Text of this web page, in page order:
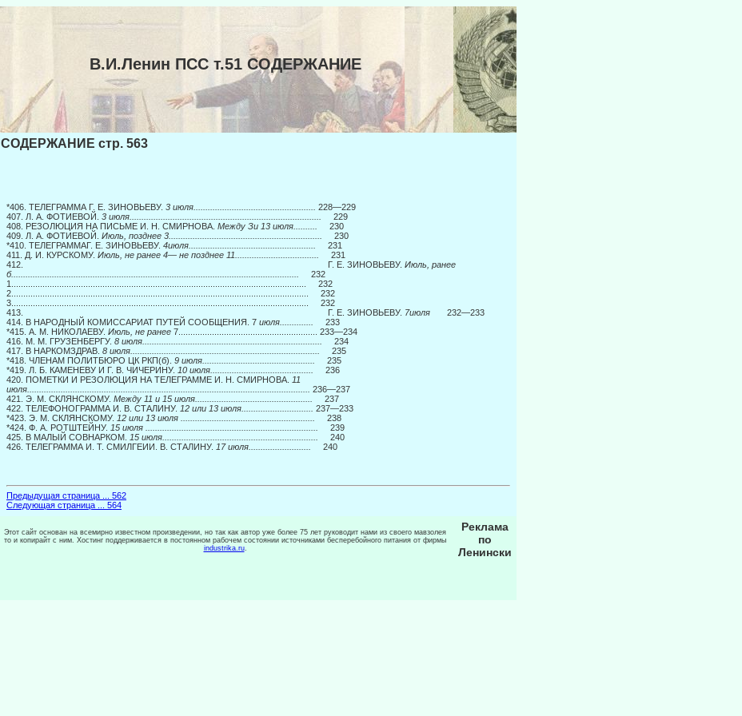
В.И.Ленин ПСС т.51 СОДЕРЖАНИЕ
СОДЕРЖАНИЕ стр. 563
*406. ТЕЛЕГРАММА Г. Ε. ЗИНОВЬЕВУ. 3 июля................................................... 228—229
407. Л. А. ФОТИЕВОЙ. 3 июля................................................................................
229
408. РЕЗОЛЮЦИЯ НА ПИСЬМЕ И. Н. СМИРНОВА. Между Зи 13 июля..........
230
409. Л. А. ФОТИЕВОЙ. Июль, позднее 3................................................................
230
*410. ТЕЛЕГРАММАГ. Е. ЗИНОВЬЕВУ. 4июля.....................................................
231
411. Д. И. КУРСКОМУ. Июль, не ранее 4— не позднее 11...................................
231
412. Г. Е. ЗИНОВЬЕВУ. Июль, ранее
б........................................................................................................................
232
1........................................................................................................................... 232
2............................................................................................................................ 232
3............................................................................................................................ 232
413. Г. Е. ЗИНОВЬЕВУ. 7июля 232—233
414. В НАРОДНЫЙ КОМИССАРИАТ ПУТЕЙ СООБЩЕНИЯ. 7 июля..............
233
*415. А. М. НИКОЛАЕВУ. Июль, не ранее 7.......................................................... 233—234
416. М. М. ГРУЗЕНБЕРГУ. 8 июля...........................................................................
234
417. В НАРКОМЗДРАВ. 8 июля...............................................................................
235
*418. ЧЛЕНАМ ПОЛИТБЮРО ЦК РКП(б). 9 июля...............................................
235
*419. Л. Б. КАМЕНЕВУ И Г. В. ЧИЧЕРИНУ. 10 июля...........................................
236
420. ПОМЕТКИ И РЕЗОЛЮЦИЯ НА ТЕЛЕГРАММЕ И. Н. СМИРНОВА. 11
июля
236—237
421. Э. М. СКЛЯНСКОМУ. Между 11 и 15 июля.................................................
237
422. ТЕЛЕФОНОГРАММА И. В. СТАЛИНУ. 12 или 13 июля.............................. 237—233
*423. Э. М. СКЛЯНСКОМУ. 12 или 13 июля ........................................................
238
*424. Ф. А. РОТШТЕЙНУ. 15 июля ........................................................................
239
425. В МАЛЫЙ СОВНАРКОМ. 15 июля.................................................................
240
426. ТЕЛЕГРАММА И. Т. СМИЛГЕИИ. В. СТАЛИНУ. 17 июля.......................... 240
Предыдущая страница ... 562
Следующая страница ... 564
Этот сайт основан на всемирно известном произведении, но так как автор уже более 75 лет руководит нами из своего мавзолея
то и копирайт с ним. Хостинг поддерживается в постоянном рабочем состоянии источниками бесперебойного питания от фирмы
industrika.ru.
Реклама
по
Ленински